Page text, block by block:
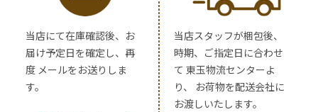
当店にて在庫確認後、お
届け予定日を確定し、再
度 メールをお送りしま
す。
当店スタッフが梱包後、
時期、ご指定日に合わせ
て 東玉物流センターよ
り、 お荷物を配送会社に
お渡しいたします。